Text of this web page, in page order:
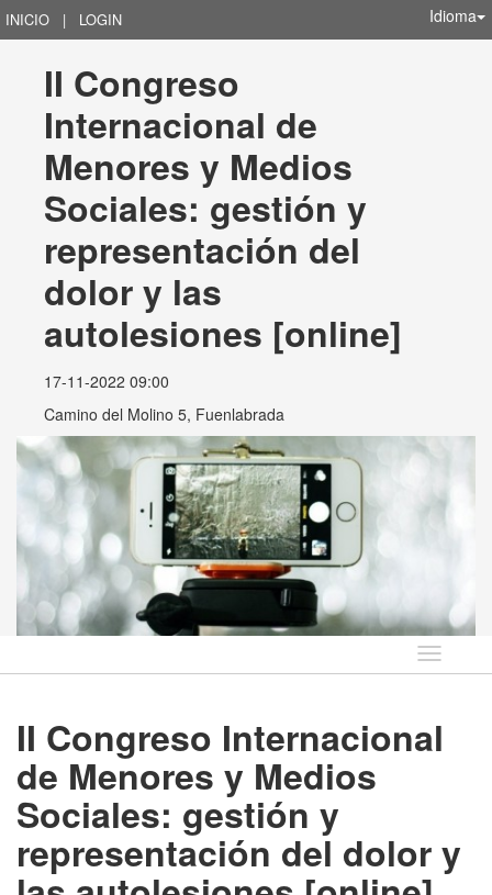
INICIO | LOGIN Idioma
II Congreso
Internacional de
Menores y Medios
Sociales: gestión y
representación del
dolor y las
autolesiones [online]
17-11-2022 09:00
Camino del Molino 5, Fuenlabrada
Idioma
II Congreso Internacional
de Menores y Medios
Sociales: gestión y
representación del dolor y